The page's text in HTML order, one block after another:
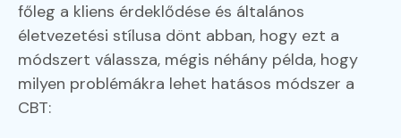
főleg a kliens érdeklődése és általános
életvezetési stílusa dönt abban, hogy ezt a
módszert válassza, mégis néhány példa, hogy
milyen problémákra lehet hatásos módszer a
CBT: